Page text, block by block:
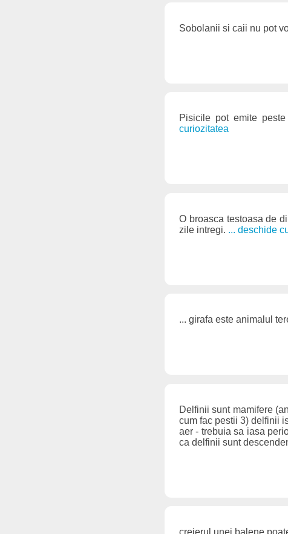
Sobolanii si caii nu pot
Pisicile pot emite
curiozitatea
O broasca testoasa de
zile intregi. ... deschide
... girafa este animalul
Delfinii sunt mamifere
cum fac pestii 3) delfinii
aer - trebuia sa iasa
ca delfinii sunt
creierul unei balene